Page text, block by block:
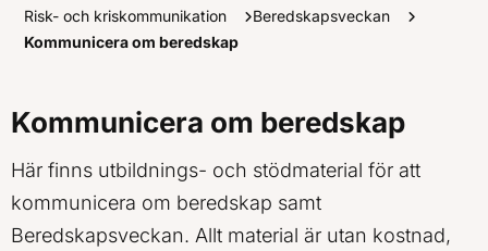
Risk- och kriskommunikation
Beredskapsveckan
Kommunicera om beredskap
Kommunicera om beredskap
Här finns utbildnings- och stödmaterial för att
kommunicera om beredskap samt
Beredskapsveckan. Allt material är utan kostnad,